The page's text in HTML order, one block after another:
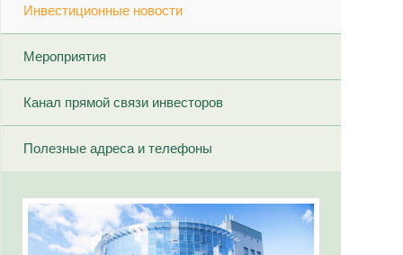
Инвестиционные новости
Мероприятия
Канал прямой связи инвесторов
Полезные адреса и телефоны